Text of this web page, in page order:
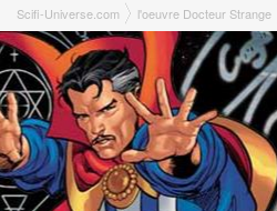
Scifi-Universe.com
l'oeuvre Docteur Strange
non sortis en salles françaises Films d'animation